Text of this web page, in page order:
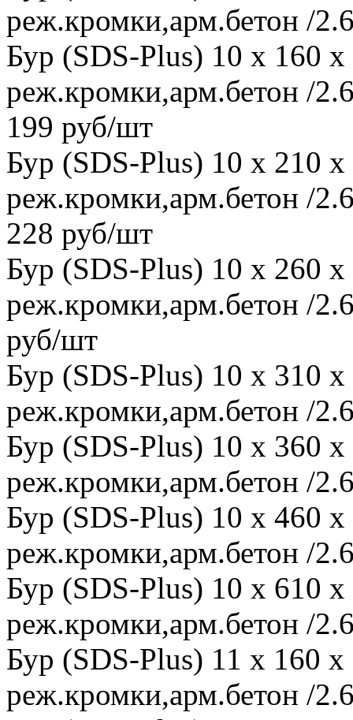
реж.кромки,арм.бетон /
Бур (SDS-Plus) 10 x 160
реж.кромки,арм.бетон /
199 руб/шт
Бур (SDS-Plus) 10 x 210
реж.кромки,арм.бетон /
228 руб/шт
Бур (SDS-Plus) 10 x 260
реж.кромки,арм.бетон /
руб/шт
Бур (SDS-Plus) 10 x 310
реж.кромки,арм.бетон /
Бур (SDS-Plus) 10 x 360
реж.кромки,арм.бетон /
Бур (SDS-Plus) 10 x 460
реж.кромки,арм.бетон /
Бур (SDS-Plus) 10 x 610
реж.кромки,арм.бетон /
Бур (SDS-Plus) 11 x 160
реж.кромки,арм.бетон /